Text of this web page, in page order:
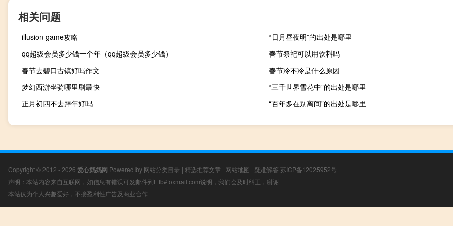
相关问题
illusion game攻略
“日月昼夜明”的出处是哪里
qq超级会员多少钱一个年（qq超级会员多少钱）
春节祭祀可以用饮料吗
春节去碧口古镇好吗作文
春节冷不冷是什么原因
梦幻西游坐骑哪里刷最快
“三千世界雪花中”的出处是哪里
正月初四不去拜年好吗
“百年多在别离间”的出处是哪里
Copyright © 2012 - 2026 爱心妈妈网 Powered by 网站分类目录 | 精选推荐文章 | 网站地图 | 疑难解答 苏ICP备12025952号
声明：本站内容来自互联网，如信息有错误可发邮件到f_fb#foxmail.com说明，我们会及时纠正，谢谢
本站仅为个人兴趣爱好，不接盈利性广告及商业合作